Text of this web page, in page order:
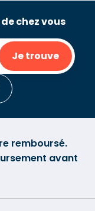
chez vous
Je trouve
remboursé.
avant